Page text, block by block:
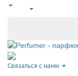
Связаться с нами